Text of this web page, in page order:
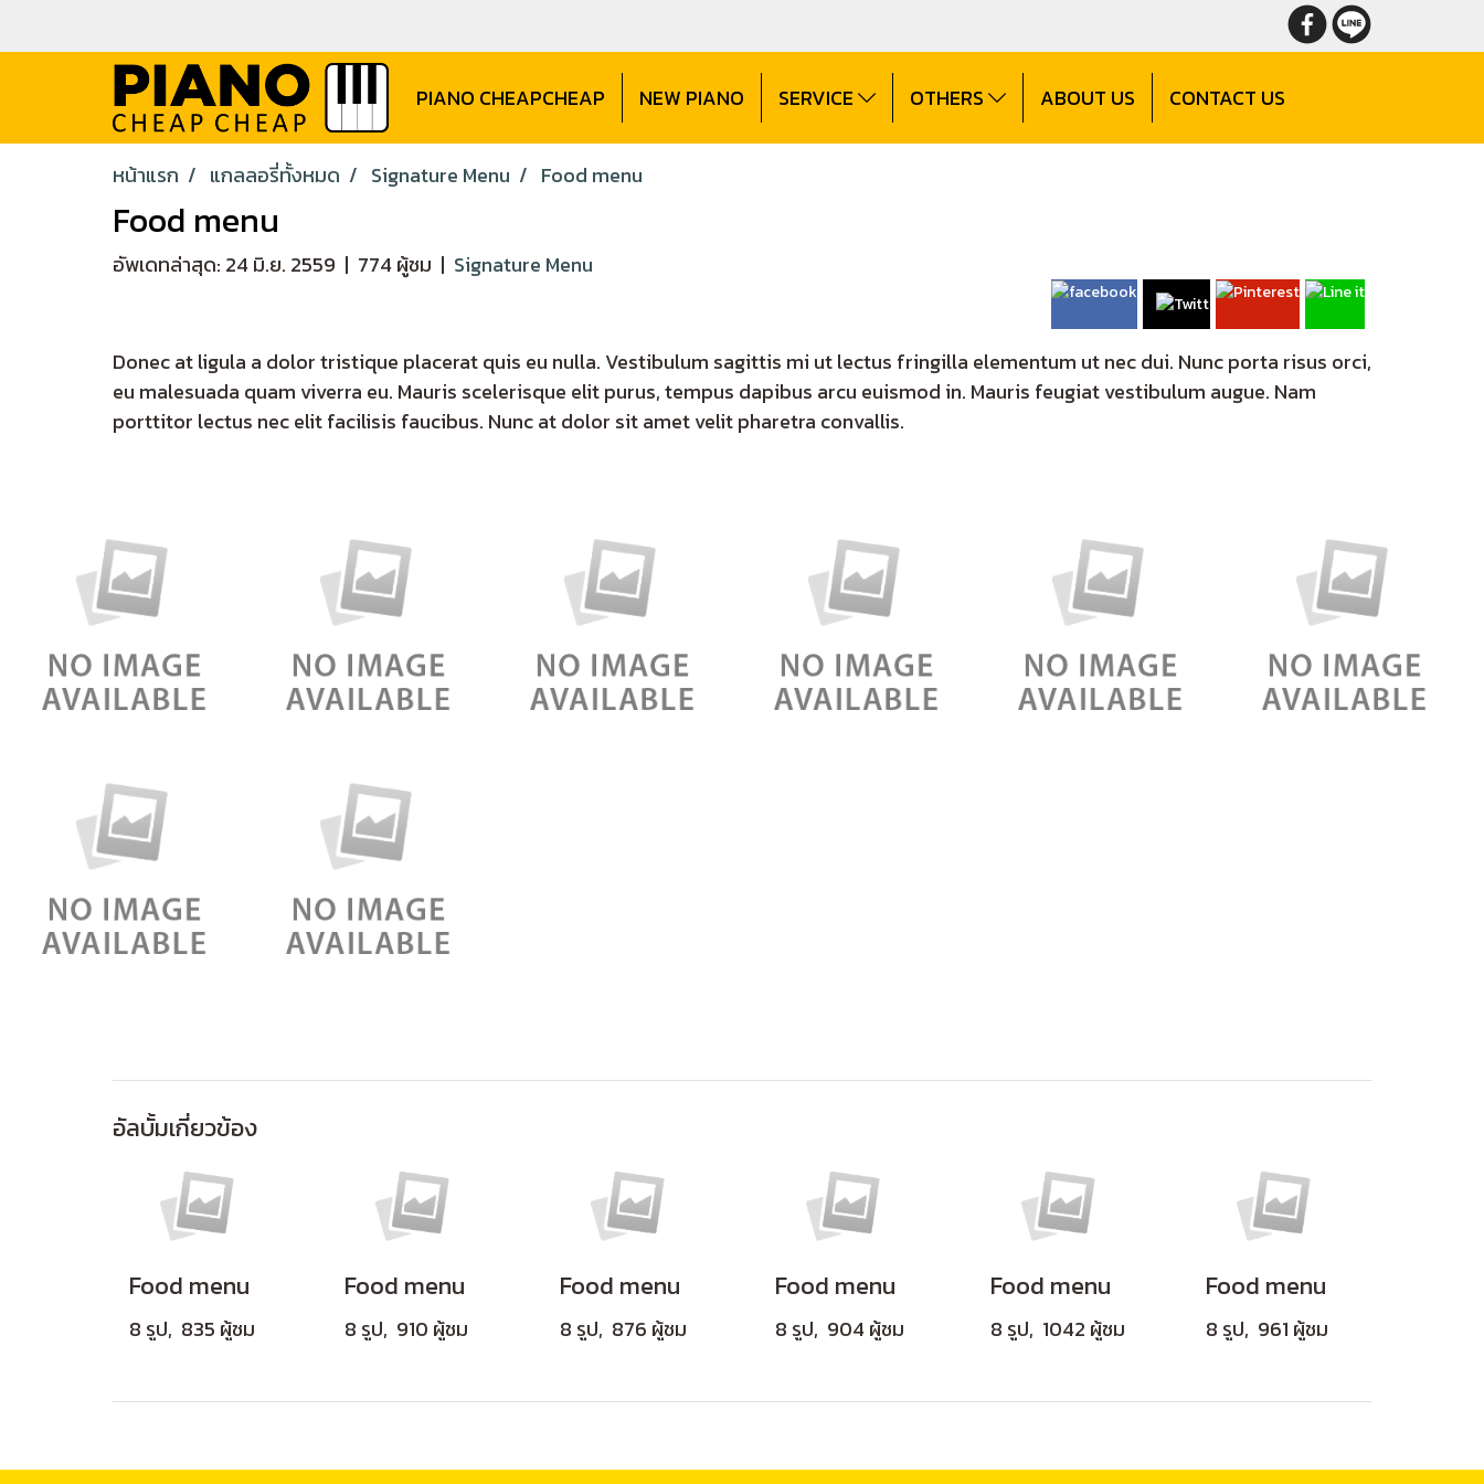
PIANO CHEAPCHEAP NEW PIANO SERVICE OTHERS ABOUT US CONTACT US
หน้าแรก แกลลอรี่ทั้งหมด Signature Menu Food menu
Food menu
อัพเดทล่าสุด: 24 มิ.ย. 2559 | 774 ผู้ชม | Signature Menu
Donec at ligula a dolor tristique placerat quis eu nulla. Vestibulum sagittis mi ut lectus fringilla elementum ut nec dui. Nunc porta risus orci,
eu malesuada quam viverra eu. Mauris scelerisque elit purus, tempus dapibus arcu euismod in. Mauris feugiat vestibulum augue. Nam
porttitor lectus nec elit facilisis faucibus. Nunc at dolor sit amet velit pharetra convallis.
อัลบั้มเกี่ยวข้อง
Food menu
8 รูป, 835 ผู้ชม
Food menu
8 รูป, 910 ผู้ชม
Food menu
8 รูป, 876 ผู้ชม
Food menu
8 รูป, 904 ผู้ชม
Food menu
8 รูป, 1042 ผู้ชม
Food menu
8 รูป, 961 ผู้ชม